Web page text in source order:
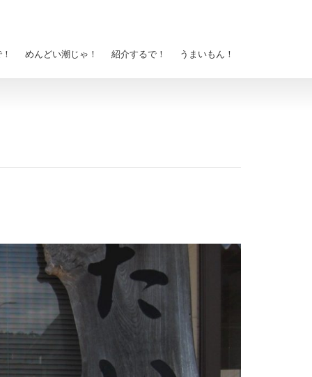
めんどい潮じゃ！ 紹介するで！ うまいもん！